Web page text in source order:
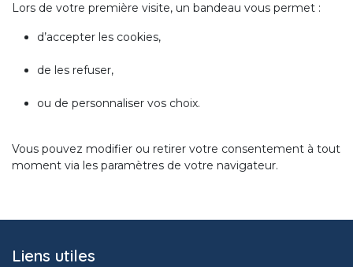
Lors de votre première visite, un bandeau vous permet :
d’accepter les cookies,
de les refuser,
ou de personnaliser vos choix.
Vous pouvez modifier ou retirer votre consentement à tout
moment via les paramètres de votre navigateur.
Liens utiles